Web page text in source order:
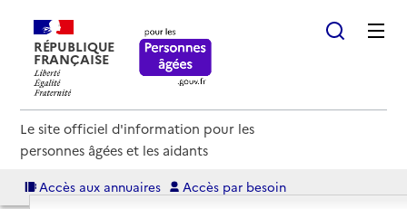
RÉPUBLIQUE
FRANÇAISE
Le site officiel d'information pour les
personnes âgées et les aidants
Accès aux annuaires Accès par besoin